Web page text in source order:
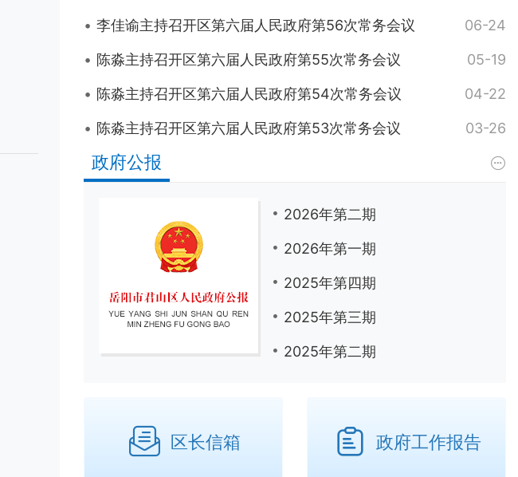
李佳谕主持召开区第六届人民政府第56次常务会议 06-24
陈淼主持召开区第六届人民政府第55次常务会议 05-19
陈淼主持召开区第六届人民政府第54次常务会议 04-22
陈淼主持召开区第六届人民政府第53次常务会议 03-26
政府公报
2026年第二期
2026年第一期
2025年第四期
2025年第三期
2025年第二期
区长信箱 政府工作报告